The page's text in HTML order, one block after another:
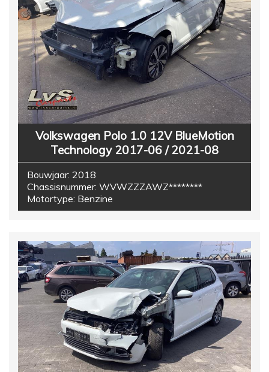
Volkswagen Polo 1.0 12V BlueMotion
Technology 2017-06 / 2021-08
Bouwjaar: 2018
Chassisnummer: WVWZZZAWZ********
Motortype: Benzine